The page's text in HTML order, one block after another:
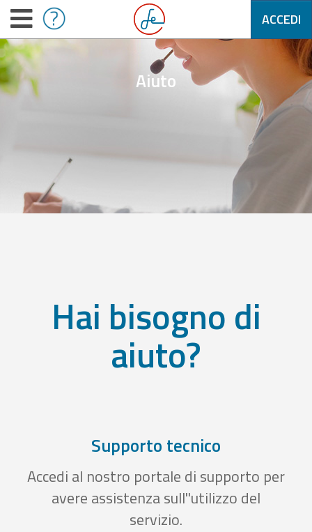
ACCEDI
Aiuto
Hai bisogno di
aiuto?
Supporto tecnico
Accedi al nostro portale di supporto per
avere assistenza sull''utilizzo del
servizio.